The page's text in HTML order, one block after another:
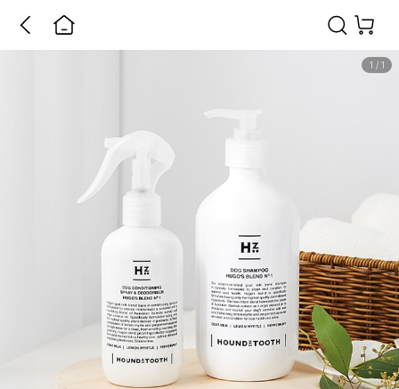
1 / 1